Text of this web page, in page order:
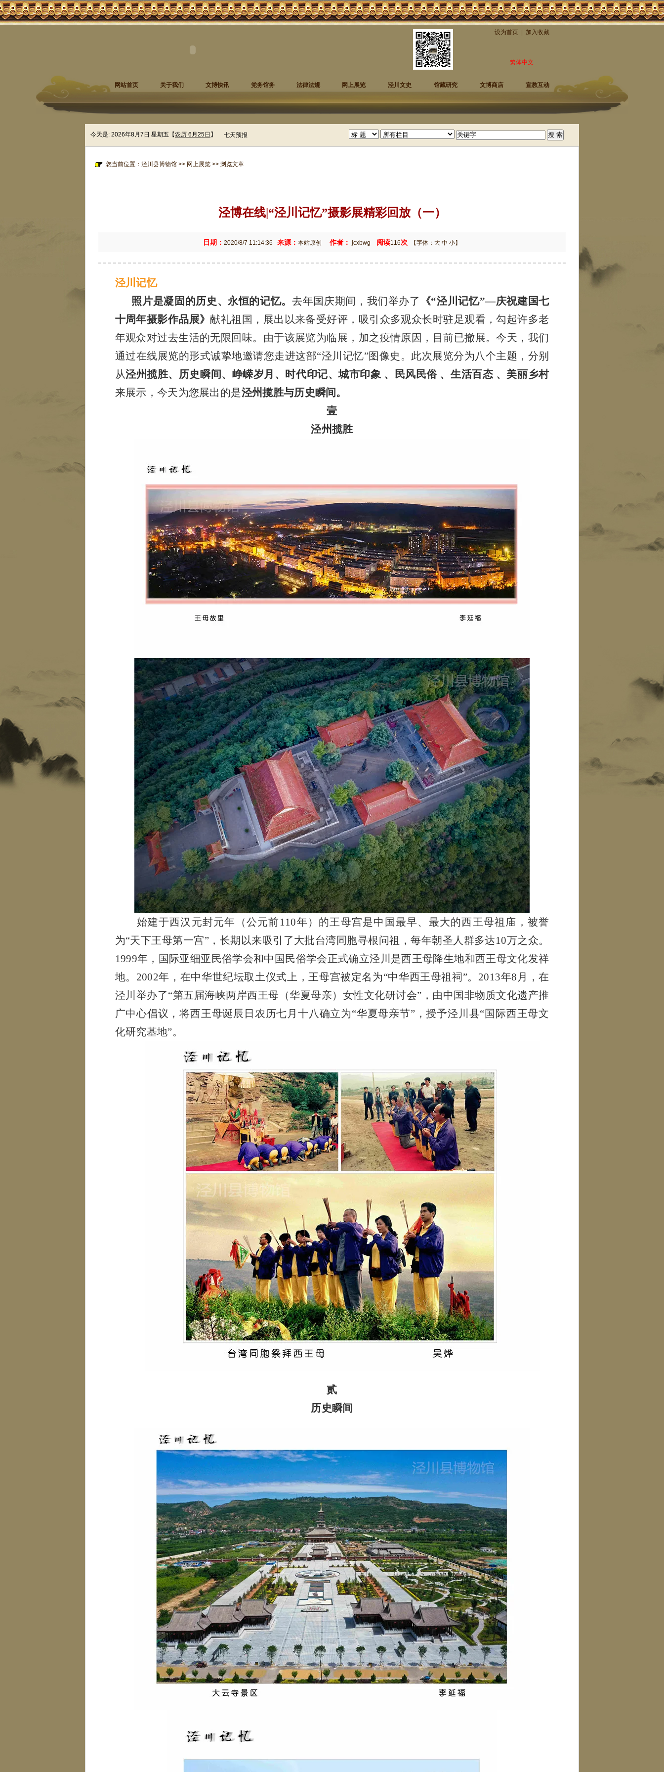
设为首页 加入收藏
繁体中文
网站首页 关于我们 文博快讯 党务馆务 法律法规 网上展览 泾川文史 馆藏研究 文博商店 宣教互动
今天是: 2026年8月7日 星期五 【农历 6月25日 】
您当前位置： 泾川县博物馆 >> 网上展览 >> 浏览文章
泾博在线|“泾川记忆”摄影展精彩回放（一）
日期： 2020/8/7 11:14:36 来源： 本站原创 作者： jcxbwg 阅读116次 【字体： 大 中 小】
泾川记忆
照片是凝固的历史、永恒的记忆。去年国庆期间，我们举办了 《“泾川记忆”—庆祝建国七
十周年摄影作品展》献礼祖国，展出以来备受好评，吸引众多观众长时驻足观看，勾起许多老
年观众对过去生活的无限回味。由于该展览为临展，加之疫情原因，目前已撤展。今天，我们
通过在线展览的形式诚挚地邀请您走进这部“泾川记忆”图像史。此次展览分为八个主题，分别
从泾州揽胜、历史瞬间、峥嵘岁月、时代印记、城市印象 、民风民俗、生活百态 、美丽乡村
来展示，今天为您展出的是泾州揽胜与历史瞬间。
壹
泾州揽胜
始建于西汉元封元年（公元前 110年）的王母宫是中国最早、最大的西王母祖庙，被誉
为“天下王母第一宫”，长期以来吸引了大批台湾同胞寻根问祖，每年朝圣人群多达10万之众。
1999年，国际亚细亚民俗学会和中国民俗学会正式确立泾川是西王母降生地和西王母文化发祥
地。2002年，在中华世纪坛取土仪式上，王母宫被定名为“中华西王母祖祠”。2013年8月，在
泾川举办了“第五届海峡两岸西王母（华夏母亲）女性文化研讨会”，由中国非物质文化遗产推
广中心倡议，将西王母诞辰日农历七月十八确立为“华夏母亲节”，授予泾川县“国际西王母文
化研究基地”。
贰
历史瞬间